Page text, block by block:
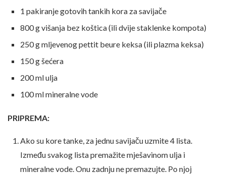
1 pakiranje gotovih tankih kora za savijače
800 g višanja bez koštica (ili dvije staklenke kompota)
250 g mljevenog pettit beure keksa (ili plazma keksa)
150 g šećera
200 ml ulja
100 ml mineralne vode
PRIPREMA:
Ako su kore tanke, za jednu savijaču uzmite 4 lista.
Između svakog lista premažite mješavinom ulja i
mineralne vode. Onu zadnju ne premazujte. Po njoj